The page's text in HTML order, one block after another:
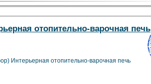
отопительно-варочная печь
Интерьерная отопительно-варочная печь